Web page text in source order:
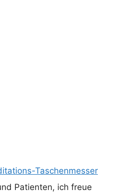
Taschenmesser
Patienten, ich freue